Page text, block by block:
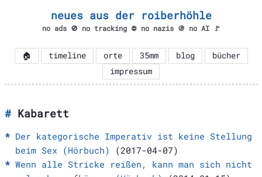
neues aus der roiberhöhle
no ads 🚫 no tracking ⛔ no nazis 🚯 no AI 🚩
🏠 timeline orte 35mm blog
bücher
impressum
Kabarett
Der kategorische Imperativ ist keine Stellung
beim Sex (Hörbuch) (2017-04-07)
Wenn alle Stricke reißen, kann man sich nicht